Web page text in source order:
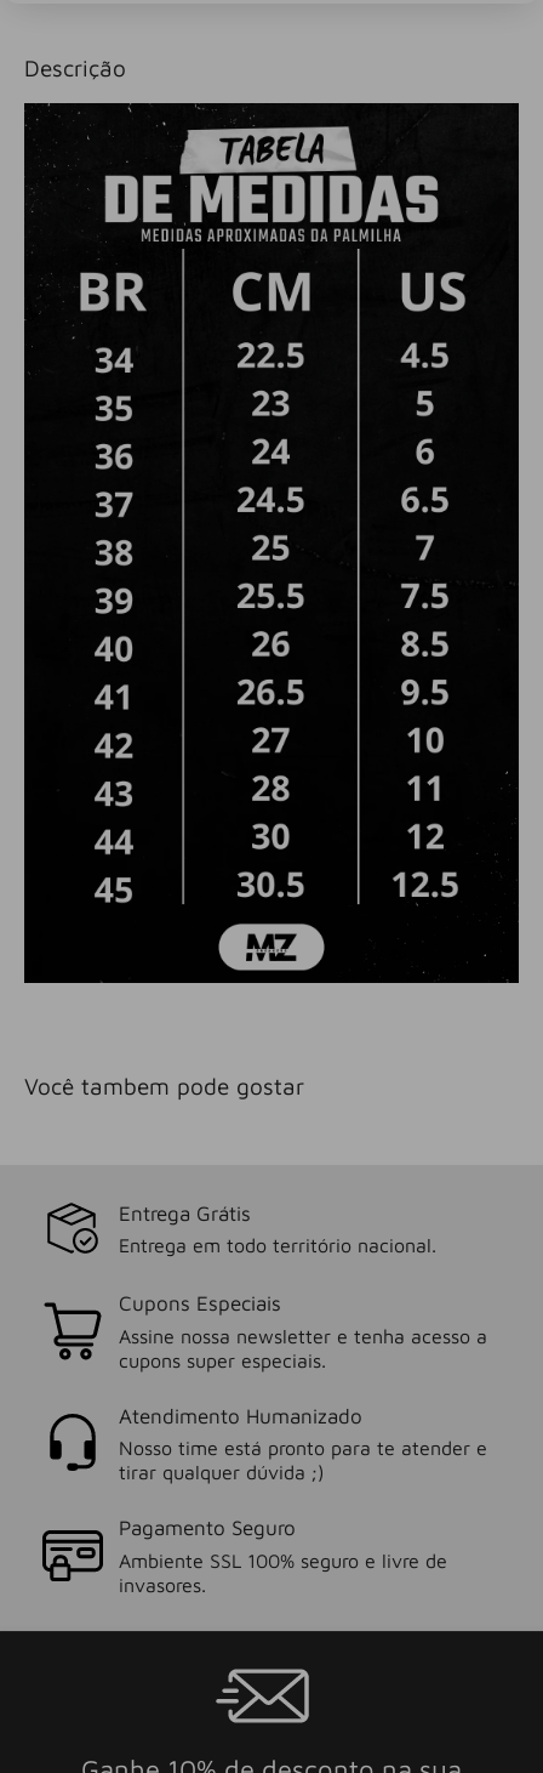
Descrição
Você tambem pode gostar
Entrega Grátis
Entrega em todo território nacional.
Cupons Especiais
Assine nossa newsletter e tenha acesso a
cupons super especiais.
Atendimento Humanizado
Nosso time está pronto para te atender e
tirar qualquer dúvida ;)
Pagamento Seguro
Ambiente SSL 100% seguro e livre de
invasores.